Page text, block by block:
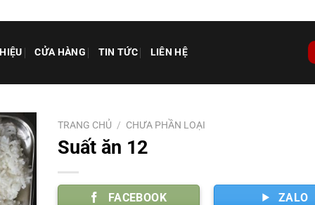
CỬA HÀNG TIN TỨC LIÊN HỆ
TRANG CHỦ / CHƯA PHẦN LOẠI
Suất ăn 12
FACEBOOK ZALO